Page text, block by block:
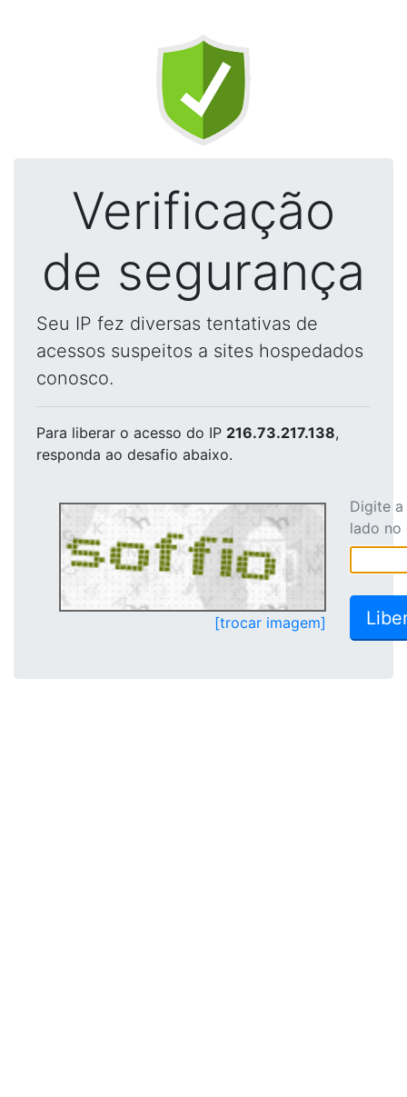
Verificação
de segurança
Seu IP fez diversas tentativas de
acessos suspeitos a sites hospedados
conosco.
Para liberar o acesso do IP 216.73.217.138,
responda ao desafio abaixo.
[trocar imagem]
Digite
lado no